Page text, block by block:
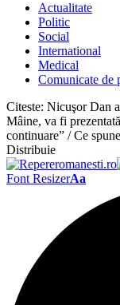
Actualitate
Politic
Social
International
Medical
Comunicate de
Citeste: Nicuşor Dan
Mâine, va fi
continuare” / Ce
Distribuie
Font ResizerAa